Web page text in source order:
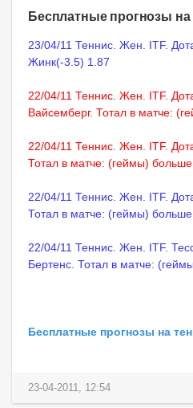
Бесплатные прогнозы на
23/04/11 Теннис. Жен. ITF.
Жинк(-3.5) 1.87
22/04/11 Теннис. Жен. ITF.
Вайсемберг. Тотал в матче:
22/04/11 Теннис. Жен. ITF.
Тотал в матче: (геймы)
22/04/11 Теннис. Жен. ITF.
Тотал в матче: (геймы)
22/04/11 Теннис. Жен. ITF.
Бертенс. Тотал в матче:
Бесплатные прогнозы на
23-04-2011, 12:54